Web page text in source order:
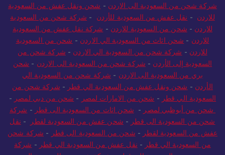
شركة شحن من السعودية الى الاردن - شحن ونقل عفش من السعودية
للاردن - نقل عفش من السعودية للأردن - شركة شحن من السعودية
للاردن - شحن من السعودية للاردن - شركة نقل عفش من السعودية
للاردن - شحن اثاث من السعودية الي الاردن - شحن من السعودية
للاردن - شركة شحن من السعودية الي الاردن - شركة شحن من
السعودية إلى الأردن - شركة شحن من السعودية الى الاردن - شحن
بري من السعودية الى الاردن - شركة شحن من السعودية الي
الأردن - شحن ونقل عفش من السعودية الي قطر - شركة شحن من
السعودية الي قطر - شحن من الامارات لمصر - شحن من دبي لمصر -
شحن من أبوظبي لمصر - شحن اثاث من السعودية الى قطر - شركة
شحن من السعودية الى قطر - شحن عفش من السعودية لقطر - نقل
عفش من السعودية لقطر - شحن من السعودية الى قطر - شركة شحن
من السعودية الي قطر - نقل عفش من السعودية الي قطر - شركة